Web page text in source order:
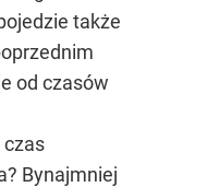
także
od czasów
czas
Bynajmniej